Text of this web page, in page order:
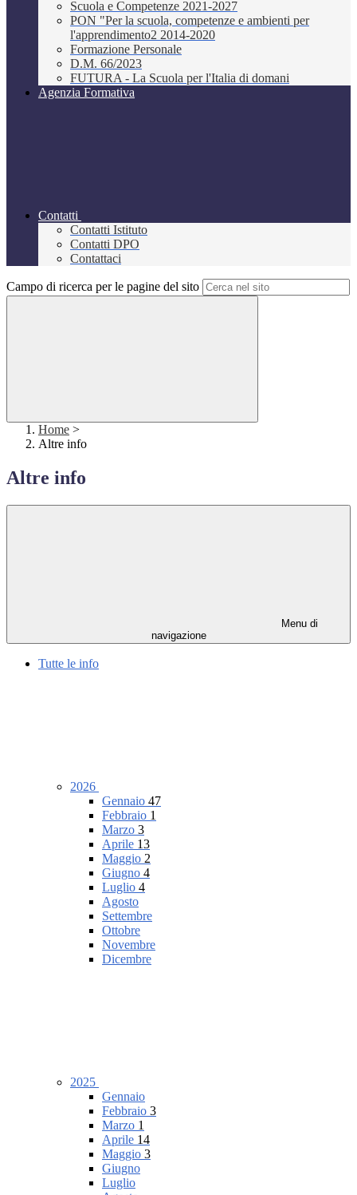
Scuola e Competenze 2021-2027
PON "Per la scuola, competenze e ambienti per
l'apprendimento2 2014-2020
Formazione Personale
D.M. 66/2023
FUTURA - La Scuola per l'Italia di domani
Agenzia Formativa
Contatti
Contatti Istituto
Contatti DPO
Contattaci
Campo di ricerca per le pagine del sito
Home >
Altre info
Altre info
Menu di
navigazione
Tutte le info
2026
Gennaio 47
Febbraio 1
Marzo 3
Aprile 13
Maggio 2
Giugno 4
Luglio 4
Agosto
Settembre
Ottobre
Novembre
Dicembre
2025
Gennaio
Febbraio 3
Marzo 1
Aprile 14
Maggio 3
Giugno
Luglio